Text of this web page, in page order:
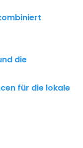
die
für die lokale